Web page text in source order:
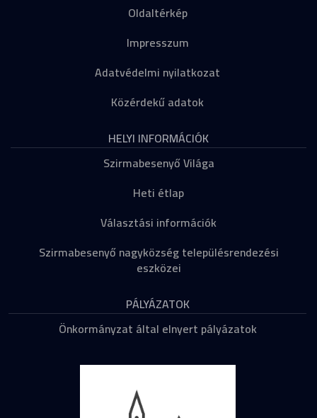
Oldaltérkép
Impresszum
Adatvédelmi nyilatkozat
Közérdekű adatok
HELYI INFORMÁCIÓK
Szirmabesenyő Világa
Heti étlap
Választási információk
Szirmabesenyő nagyközség településrendezési
eszközei
PÁLYÁZATOK
Önkormányzat által elnyert pályázatok